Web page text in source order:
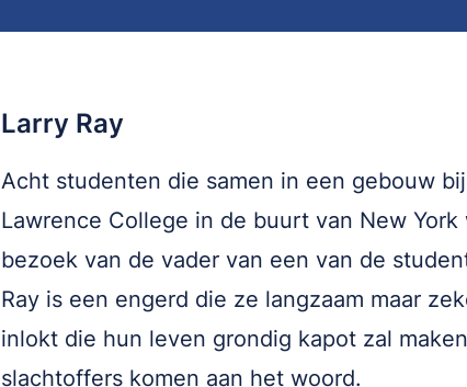
Larry Ray
Acht studenten die samen in een gebouw
Lawrence College in de buurt van New
bezoek van de vader van een van de
Ray is een engerd die ze langzaam maar
inlokt die hun leven grondig kapot zal
slachtoffers komen aan het woord.